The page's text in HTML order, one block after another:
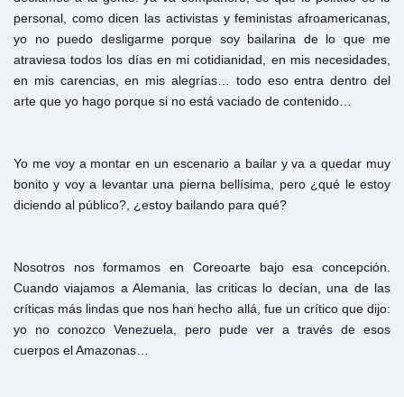
personal, como dicen las activistas y feministas afroamericanas,
yo no puedo desligarme porque soy bailarina de lo que me
atraviesa todos los días en mi cotidianidad, en mis necesidades,
en mis carencias, en mis alegrías… todo eso entra dentro del
arte que yo hago porque si no está vaciado de contenido…
Yo me voy a montar en un escenario a bailar y va a quedar muy
bonito y voy a levantar una pierna bellísima, pero ¿qué le estoy
diciendo al público?, ¿estoy bailando para qué?
Nosotros nos formamos en Coreoarte bajo esa concepción.
Cuando viajamos a Alemania, las criticas lo decían, una de las
críticas más lindas que nos han hecho allá, fue un crítico que dijo:
yo no conozco Venezuela, pero pude ver a través de esos
cuerpos el Amazonas…